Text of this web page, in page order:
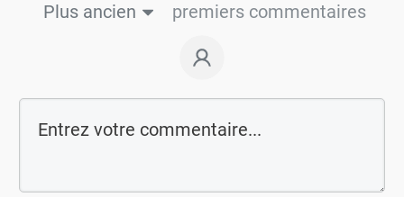
Plus ancien
premiers commentaires